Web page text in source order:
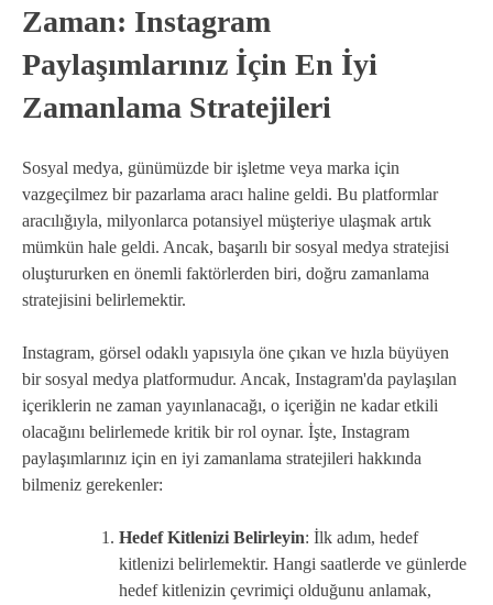
Zaman: Instagram
Paylaşımlarınız İçin En İyi
Zamanlama Stratejileri
Sosyal medya, günümüzde bir işletme veya marka için
vazgeçilmez bir pazarlama aracı haline geldi. Bu platformlar
aracılığıyla, milyonlarca potansiyel müşteriye ulaşmak artık
mümkün hale geldi. Ancak, başarılı bir sosyal medya stratejisi
oluştururken en önemli faktörlerden biri, doğru zamanlama
stratejisini belirlemektir.
Instagram, görsel odaklı yapısıyla öne çıkan ve hızla büyüyen
bir sosyal medya platformudur. Ancak, Instagram'da paylaşılan
içeriklerin ne zaman yayınlanacağı, o içeriğin ne kadar etkili
olacağını belirlemede kritik bir rol oynar. İşte, Instagram
paylaşımlarınız için en iyi zamanlama stratejileri hakkında
bilmeniz gerekenler:
Hedef Kitlenizi Belirleyin: İlk adım, hedef
kitlenizi belirlemektir. Hangi saatlerde ve günlerde
hedef kitlenizin çevrimiçi olduğunu anlamak,